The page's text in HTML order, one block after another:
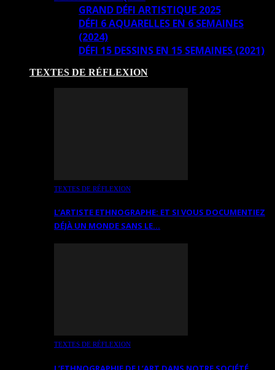
GRAND DÉFI ARTISTIQUE 2025
DÉFI 6 AQUARELLES EN 6 SEMAINES
(2024)
DÉFI 15 DESSINS EN 15 SEMAINES (2021)
TEXTES DE RÉFLEXION
TEXTES DE RÉFLEXION
L’ARTISTE ETHNOGRAPHE: ET SI VOUS DOCUMENTIEZ
DÉJÀ UN MONDE SANS LE…
TEXTES DE RÉFLEXION